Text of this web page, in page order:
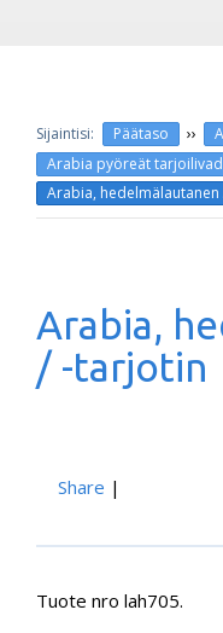
Päätaso ››
Arabia pyöreät
Arabia,
Arabia,
/ -tarjotin
Share |
Tuote nro lah705.